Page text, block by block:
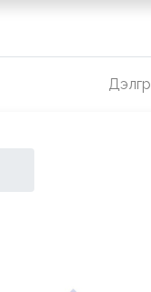
Дэлгүүр